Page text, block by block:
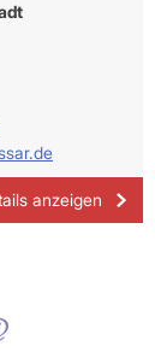
anzeigen